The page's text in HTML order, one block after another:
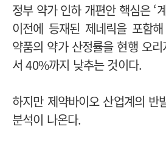
정부 약가 인하 개편안 핵심은 ‘
이전에 등재된 제네릭을 포함
약품의 약가 산정률을 현행 오
서 40%까지 낮추는 것이다.
하지만 제약바이오 산업계의 반
분석이 나온다.